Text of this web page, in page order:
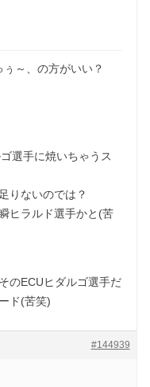
～、の方がいい？
選手に焼いちゃうス
りないのでは？
ヒラルド選手かと(苦
のECUヒダルゴ選手だ
ド(苦笑)
#144939